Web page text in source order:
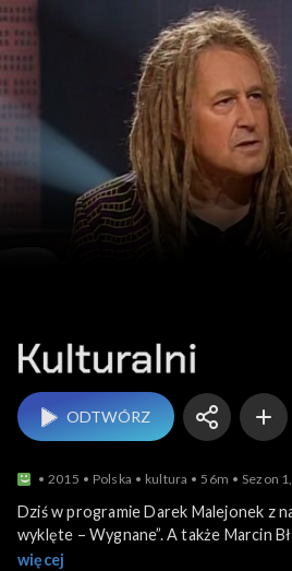
Kulturalni
ODTWÓRZ
2015 Polska kultura 56m Sezon
Dziś w programie Darek Malejonek z
wyklęte – Wygnane”. A także Marcin
Markowska-Resich o nowej, polskiej
więcej